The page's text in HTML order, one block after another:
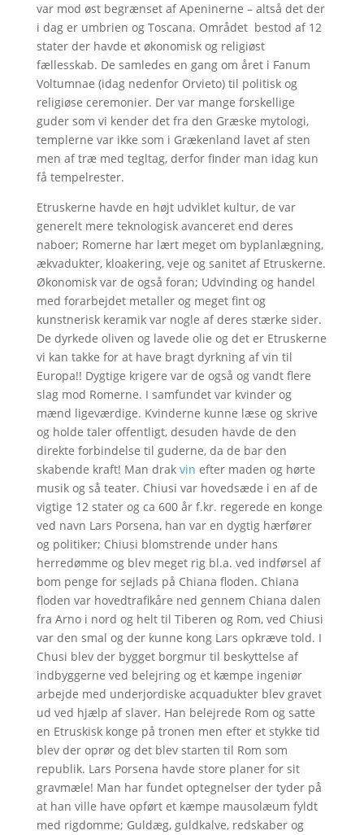
var mod øst begrænset af Apeninerne – altså det der
i dag er umbrien og Toscana. Området bestod af 12
stater der havde et økonomisk og religiøst
fællesskab. De samledes en gang om året i Fanum
Voltumnae (idag nedenfor Orvieto) til politisk og
religiøse ceremonier. Der var mange forskellige
guder som vi kender det fra den Græske mytologi,
templerne var ikke som i Grækenland lavet af sten
men af træ med tegltag, derfor finder man idag kun
få tempelrester.
Etruskerne havde en højt udviklet kultur, de var
generelt mere teknologisk avanceret end deres
naboer; Romerne har lært meget om byplanlægning,
ækvadukter, kloakering, veje og sanitet af Etruskerne.
Økonomisk var de også foran; Udvinding og handel
med forarbejdet metaller og meget fint og
kunstnerisk keramik var nogle af deres stærke sider.
De dyrkede oliven og lavede olie og det er Etruskerne
vi kan takke for at have bragt dyrkning af vin til
Europa!! Dygtige krigere var de også og vandt flere
slag mod Romerne. I samfundet var kvinder og
mænd ligeværdige. Kvinderne kunne læse og skrive
og holde taler offentligt, desuden havde de den
direkte forbindelse til guderne, da de bar den
skabende kraft! Man drak vin efter maden og hørte
musik og så teater. Chiusi var hovedsæde i en af de
vigtige 12 stater og ca 600 år f.kr. regerede en konge
ved navn Lars Porsena, han var en dygtig hærfører
og politiker; Chiusi blomstrende under hans
herredømme og blev meget rig bl.a. ved indførsel af
bom penge for sejlads på Chiana floden. Chiana
floden var hovedtrafikåre ned gennem Chiana dalen
fra Arno i nord og helt til Tiberen og Rom, ved Chiusi
var den smal og der kunne kong Lars opkræve told. I
Chusi blev der bygget borgmur til beskyttelse af
indbyggerne ved belejring og et kæmpe ingeniør
arbejde med underjordiske acquadukter blev gravet
ud ved hjælp af slaver. Han belejrede Rom og satte
en Etruskisk konge på tronen men efter et stykke tid
blev der oprør og det blev starten til Rom som
republik. Lars Porsena havde store planer for sit
gravmæle! Man har fundet optegnelser der tyder på
at han ville have opført et kæmpe mausolæum fyldt
med rigdomme; Guldæg, guldkalve, redskaber og